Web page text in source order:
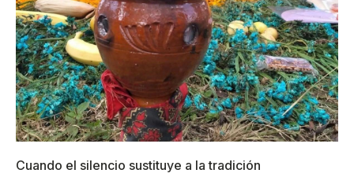
Cuando el silencio sustituye a la tradición